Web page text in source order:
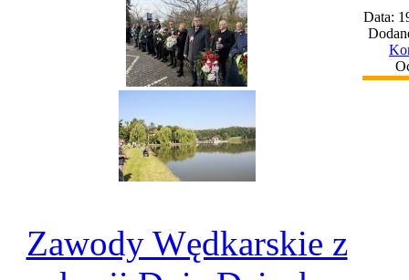
Zawody Wędkarskie z
Data: